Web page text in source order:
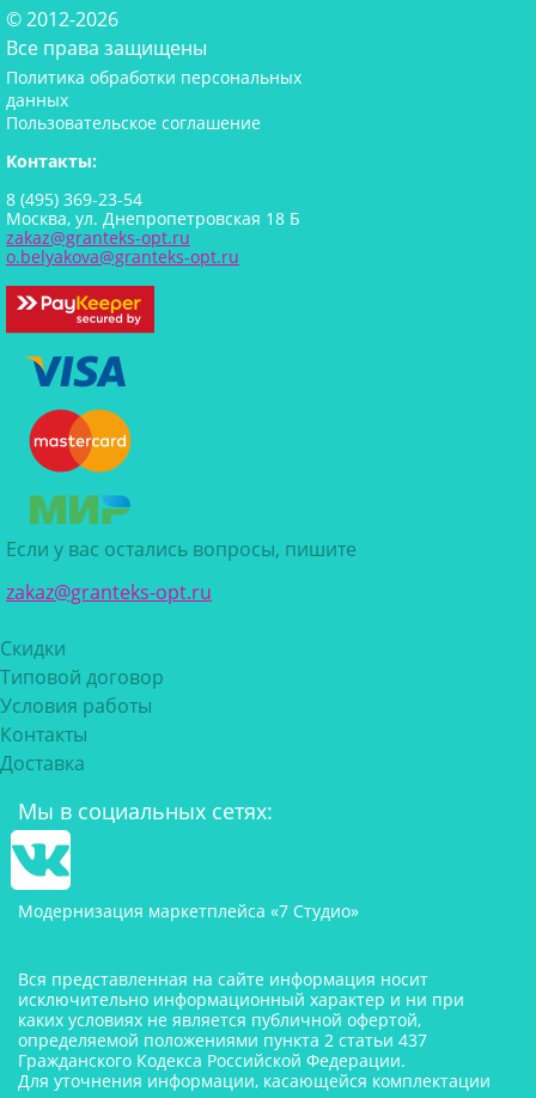
© 2012-2026
Все права защищены
Политика обработки персональных
данных
Пользовательское соглашение
Контакты:
8 (495) 369-23-54
Москва, ул. Днепропетровская 18 Б
zakaz@granteks-opt.ru
o.belyakova@granteks-opt.ru
Если у вас остались вопросы, пишите
zakaz@granteks-opt.ru
Скидки
Типовой договор
Условия работы
Контакты
Доставка
Мы в социальных сетях:
Модернизация маркетплейса «7 Студио»
Вся представленная на сайте информация носит
исключительно информационный характер и ни при
каких условиях не является публичной офертой,
определяемой положениями пункта 2 статьи 437
Гражданского Кодекса Российской Федерации.
Для уточнения информации, касающейся комплектации